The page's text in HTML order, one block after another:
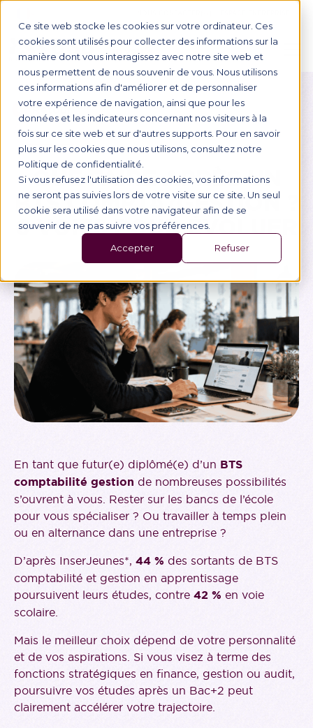
Ce site web stocke les cookies sur votre ordinateur. Ces
cookies sont utilisés pour collecter des informations sur la
manière dont vous interagissez avec notre site web et
nous permettent de nous souvenir de vous. Nous utilisons
ces informations afin d'améliorer et de personnaliser
votre expérience de navigation, ainsi que pour les
données et les indicateurs concernant nos visiteurs à la
fois sur ce site web et sur d'autres supports. Pour en savoir
plus sur les cookies que nous utilisons, consultez notre
Politique de confidentialité.
Si vous refusez l'utilisation des cookies, vos informations
ne seront pas suivies lors de votre visite sur ce site. Un seul
cookie sera utilisé dans votre navigateur afin de se
souvenir de ne pas suivre vos préférences.
Accepter Refuser
Retour
Orientation
QUE FAIRE APRÈS UN
BTS COMPTA/GESTION ?
6 VOIES POUR ÉVOLUER
En tant que futur(e) diplômé(e) d’un BTS
comptabilité gestion de nombreuses possibilités
s’ouvrent à vous. Rester sur les bancs de l’école
pour vous spécialiser ? Ou travailler à temps plein
ou en alternance dans une entreprise ?
D’après InserJeunes*, 44 % des sortants de BTS
comptabilité et gestion en apprentissage
poursuivent leurs études, contre 42 % en voie
scolaire.
Mais le meilleur choix dépend de votre personnalité
et de vos aspirations. Si vous visez à terme des
fonctions stratégiques en finance, gestion ou audit,
poursuivre vos études après un Bac+2 peut
clairement accélérer votre trajectoire.